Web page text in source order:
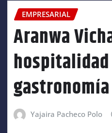
EMPRESARIAL
Aranwa
Yajaira Pacheco Polo